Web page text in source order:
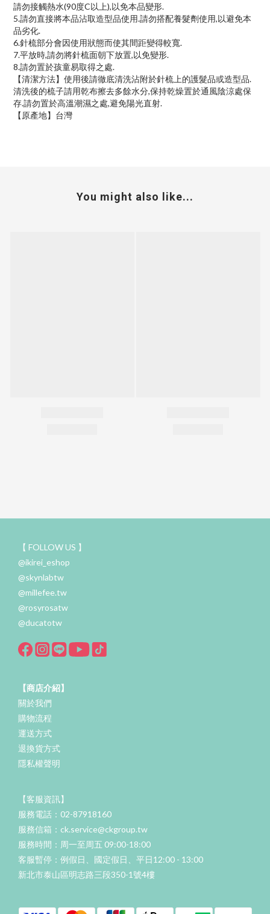
請勿接觸熱水(90度C以上),以免本品變形.
5.請勿直接將本品沾取造型品使用.請勿搭配養髮劑使用,以避免本
品劣化.
6.針梳部分會因使用狀態而使其間距變得較寬.
7.平放時,請勿將針梳面朝下放置,以免變形.
8.請勿置於孩童易取得之處.
【清潔方法】使用後請徹底清洗沾附於針梳上的護髮品或造型品.
清洗後的梳子請用乾布擦去多餘水分,保持乾燥置於通風陰涼處保
存.請勿置於高溫潮濕之處,避免陽光直射.
【原產地】台灣
You might also like...
【 FOLLOW US 】
@ikirei_eshop
@skynlabtw
@millefee.tw
@rosyrosatw
@ducatotw
【商店介紹】
關於我們
購物流程
運送方式
退換貨方式
隱私權聲明
【客服資訊】
服務電話：02-87918160
服務信箱：ck.service@ckgroup.tw
服務時間：周一至周五 09:00-18:00
客服暫停：例假日、國定假日、平日12:00 - 13:00
新北市泰山區明志路三段350-1號4樓